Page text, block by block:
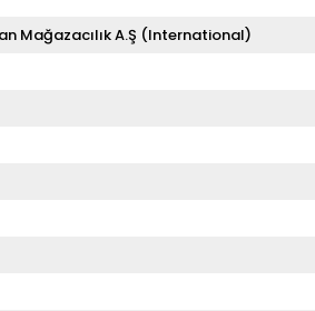
Mağazacılık A.Ş (International)